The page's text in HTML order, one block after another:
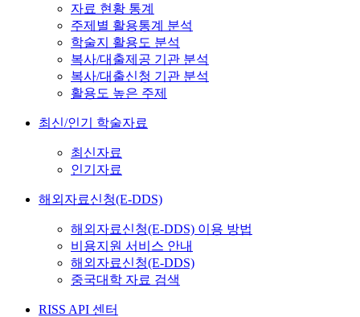
자료 현황 통계
주제별 활용통계 분석
학술지 활용도 분석
복사/대출제공 기관 분석
복사/대출신청 기관 분석
활용도 높은 주제
최신/인기 학술자료
최신자료
인기자료
해외자료신청(E-DDS)
해외자료신청(E-DDS) 이용 방법
비용지원 서비스 안내
해외자료신청(E-DDS)
중국대학 자료 검색
RISS API 센터